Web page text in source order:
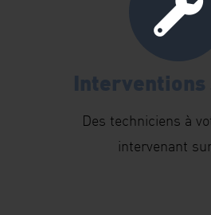
Des techniciens à
intervenant